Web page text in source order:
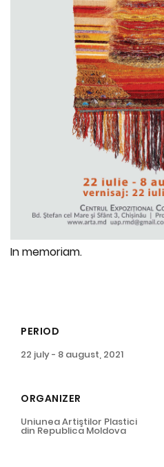
In memoriam.
PERIOD
22 july - 8 august, 2021
ORGANIZER
Uniunea Artiştilor Plastici
din Republica Moldova